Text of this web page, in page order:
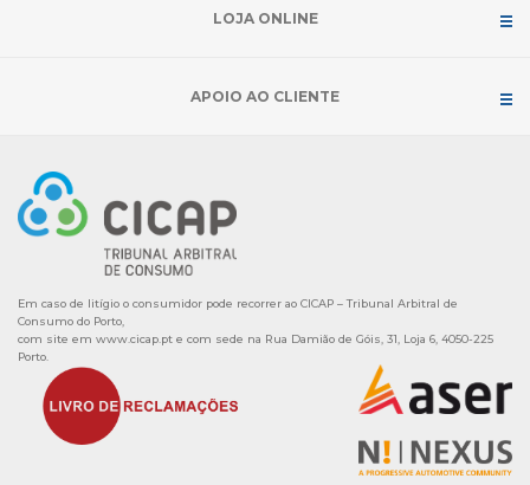
LOJA ONLINE
APOIO AO CLIENTE
Em caso de litígio o consumidor pode recorrer ao CICAP – Tribunal Arbitral de
Consumo do Porto,
com site em www.cicap.pt e com sede na Rua Damião de Góis, 31, Loja 6, 4050-225
Porto.